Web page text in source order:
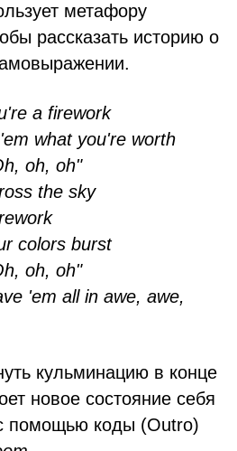
метафору
рассказать историю о
a firework
what you're worth
oh, oh"
the sky
colors burst
oh, oh"
'em all in awe, awe,
кульминацию в конце
новое состояние себя
помощью коды (Outro)